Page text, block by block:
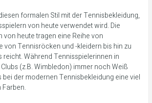
formalen Stil mit der Tennisbekleidung,
von heute verwendet wird. Die
von heute tragen eine Reihe von
von Tennisröcken und -kleidern bis hin zu
reicht. Während Tennisspielerinnen in
(z.B. Wimbledon) immer noch Weiß
bei der modernen Tennisbekleidung eine viel